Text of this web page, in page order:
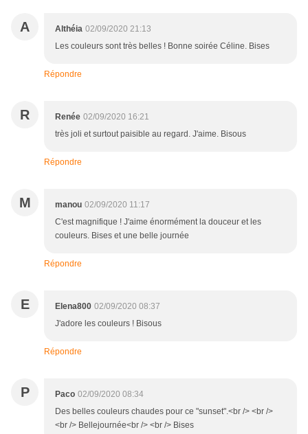
A Althéia 02/09/2020 21:13
Les couleurs sont très belles ! Bonne soirée Céline. Bises
Répondre
R Renée 02/09/2020 16:21
très joli et surtout paisible au regard. J'aime. Bisous
Répondre
M manou 02/09/2020 11:17
C'est magnifique ! J'aime énormément la douceur et les
couleurs. Bises et une belle journée
Répondre
E Elena800 02/09/2020 08:37
J'adore les couleurs ! Bisous
Répondre
P Paco 02/09/2020 08:34
Des belles couleurs chaudes pour ce "sunset".<br /> <br />
<br /> Bellejournée<br /> <br /> Bises